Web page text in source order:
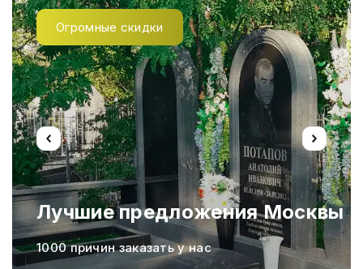
Огромные скидки
Лучшие предложения Москвы
1000 причин заказать у нас